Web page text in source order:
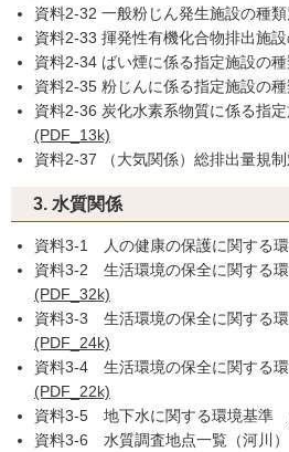
資料2-32 一般粉じん発生施設の種
資料2-33 揮発性有機化合物排出施
資料2-34 ばい煙に係る指定施設の
資料2-35 粉じんに係る指定施設の
資料2-36 炭化水素系物質に係る指
(PDF_13k)
資料2-37 （大気関係）総排出量規
3. 水質関係
資料3-1 人の健康の保護に関する
資料3-2 生活環境の保全に関する
(PDF_32k)
資料3-3 生活環境の保全に関する
(PDF_24k)
資料3-4 生活環境の保全に関する
(PDF_22k)
資料3-5 地下水に関する環境基準
資料3-6 水質調査地点一覧（河川